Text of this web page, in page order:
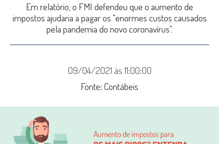
Em relatório, o FMI defendeu que o aumento de
impostos ajudaria a pagar os "enormes custos causados
pela pandemia do novo coronavírus".
09/04/2021 às 11:00:00
Fonte: Contábeis